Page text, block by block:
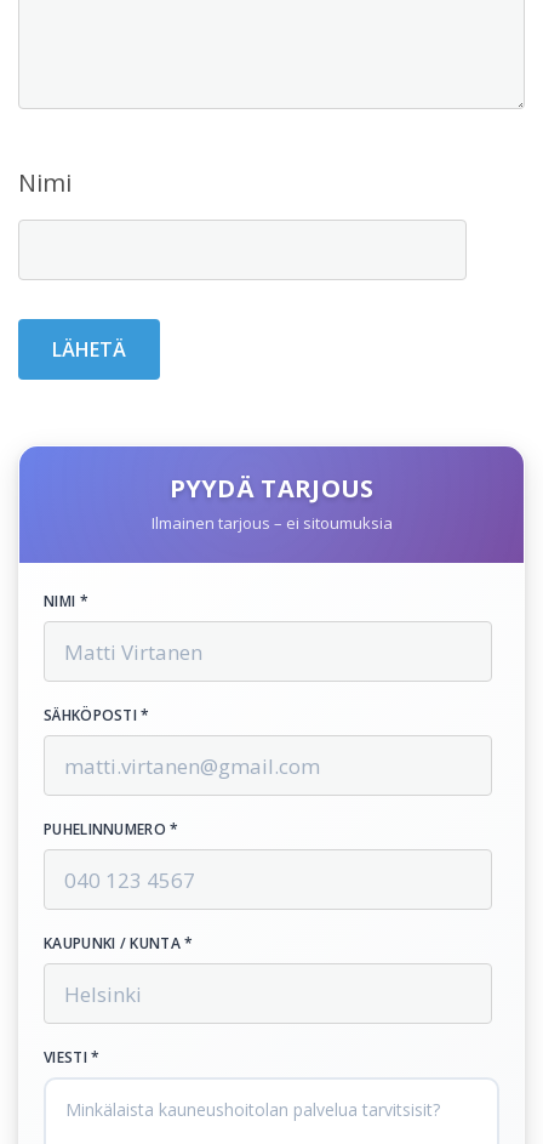
Nimi
PYYDÄ TARJOUS
Ilmainen tarjous – ei sitoumuksia
NIMI *
SÄHKÖPOSTI *
PUHELINNUMERO *
KAUPUNKI / KUNTA *
VIESTI *